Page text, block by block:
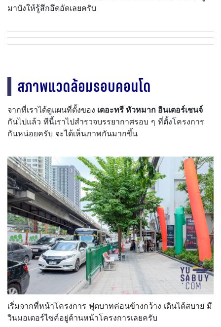
มาบังให้รู้สึกอึดอัดเลยครับ
สภาพแวดล้อมรอบคอนโด
จากที่เราได้ดูแผนที่ตั้งของ เดอะทรี หัวหมาก อินเตอร์เชนจ์
กันไปแล้ว ทีนี้เราไปสำรวจบรรยากาศรอบ ๆ ที่ตั้งโครงการ
กันหน่อยครับ จะได้เห็นภาพกันมากขึ้น
เริ่มจากที่หน้าโครงการ ฟุตบาทค่อนข้างกว้าง เดินได้สบาย มี
วินมอเตอร์ไซค์อยู่ด้านหน้าโครงการเลยครับ